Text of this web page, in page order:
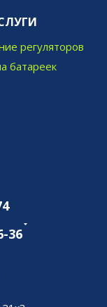
регуляторов
батареек
36